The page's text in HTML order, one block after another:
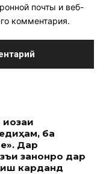
почты и веб-
комментария.
ба
Дар
занонро дар
карданд